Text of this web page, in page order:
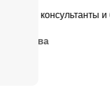
консультанты и